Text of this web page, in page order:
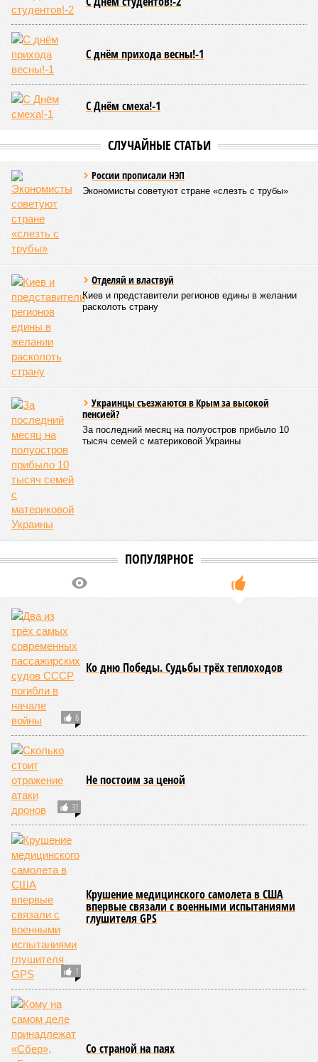
С днём прихода весны!-1
С Днём смеха!-1
СЛУЧАЙНЫЕ СТАТЬИ
России прописали НЭП
Экономисты советуют стране «слезть с трубы»
Отделяй и властвуй
Киев и представители регионов едины в желании
расколоть страну
Украинцы съезжаются в Крым за высокой
пенсией?
За последний месяц на полуостров прибыло 10
тысяч семей с материковой Украины
ПОПУЛЯРНОЕ
6
Ко дню Победы. Судьбы трёх теплоходов
31
Не постоим за ценой
1
Крушение медицинского самолета в США
впервые связали с военными испытаниями
глушителя GPS
Со страной на паях